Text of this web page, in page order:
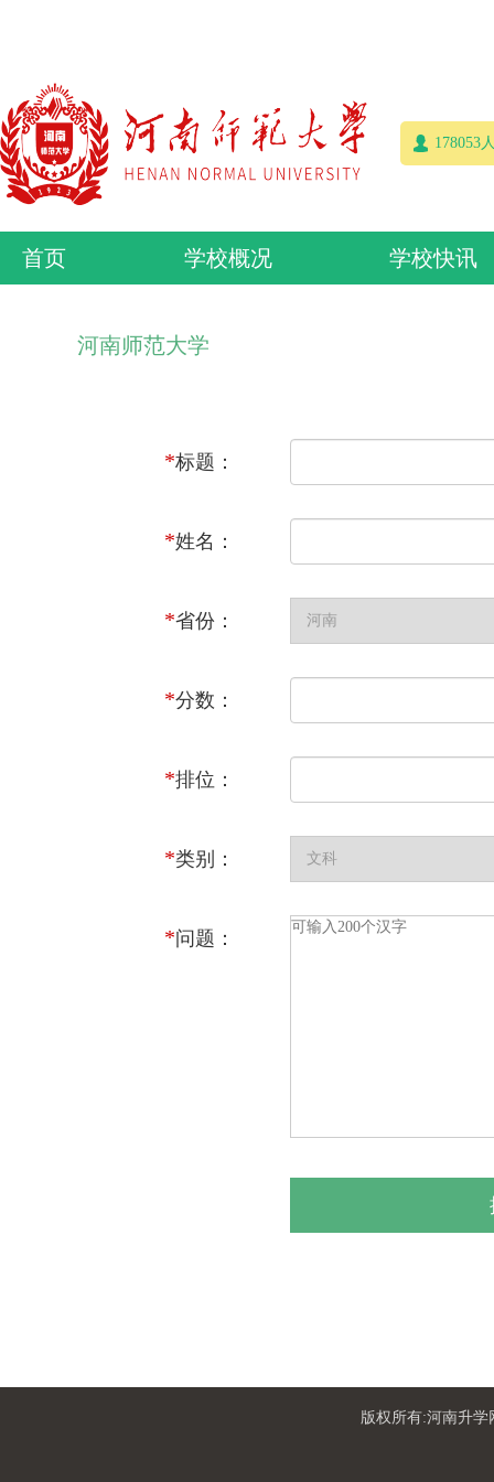
178053
首页 学校概况 学校快讯
河南师范大学
*标题：
*姓名：
*省份：
*分数：
*排位：
*类别：
*问题：
版权所有:河南升